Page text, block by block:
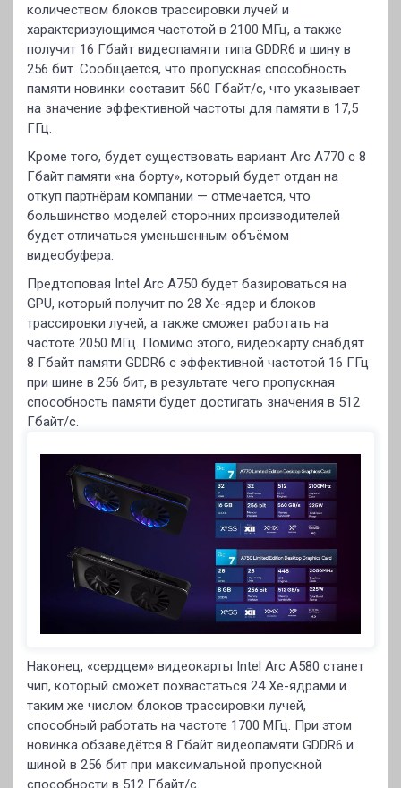
количеством блоков трассировки лучей и
характеризующимся частотой в 2100 МГц, а также
получит 16 Гбайт видеопамяти типа GDDR6 и шину в
256 бит. Сообщается, что пропускная способность
памяти новинки составит 560 Гбайт/c, что указывает
на значение эффективной частоты для памяти в 17,5
ГГц.
Кроме того, будет существовать вариант Arc A770 с 8
Гбайт памяти «на борту», который будет отдан на
откуп партнёрам компании — отмечается, что
большинство моделей сторонних производителей
будет отличаться уменьшенным объёмом
видеобуфера.
Предтоповая Intel Arc A750 будет базироваться на
GPU, который получит по 28 Xe-ядер и блоков
трассировки лучей, а также сможет работать на
частоте 2050 МГц. Помимо этого, видеокарту снабдят
8 Гбайт памяти GDDR6 с эффективной частотой 16 ГГц
при шине в 256 бит, в результате чего пропускная
способность памяти будет достигать значения в 512
Гбайт/c.
Наконец, «сердцем» видеокарты Intel Arc A580 станет
чип, который сможет похвастаться 24 Xe-ядрами и
таким же числом блоков трассировки лучей,
способный работать на частоте 1700 МГц. При этом
новинка обзаведётся 8 Гбайт видеопамяти GDDR6 и
шиной в 256 бит при максимальной пропускной
способности в 512 Гбайт/с.